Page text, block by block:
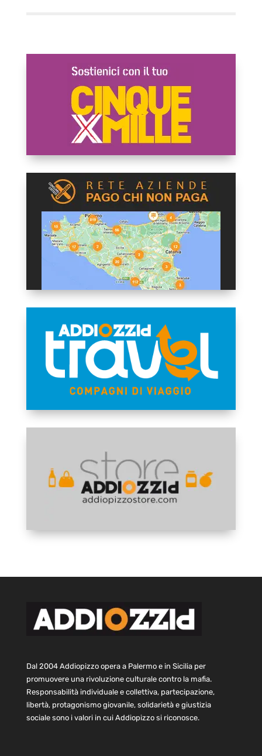
Dal 2004 Addiopizzo opera a Palermo e in Sicilia per
promuovere una rivoluzione culturale contro la mafia.
Responsabilità individuale e collettiva, partecipazione,
libertà, protagonismo giovanile, solidarietà e giustizia
sociale sono i valori in cui Addiopizzo si riconosce.